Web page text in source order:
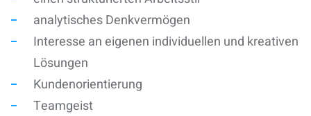
analytisches Denkvermögen
Interesse an eigenen individuellen und kreativen
Lösungen
Kundenorientierung
Teamgeist